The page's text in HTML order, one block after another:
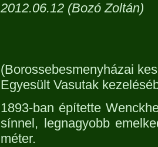
2012.06.12 (Bozó Zoltán)
(Borossebesmenyházai
Egyesült Vasutak
1893-ban építette
sínnel, legnagyobb
méter.